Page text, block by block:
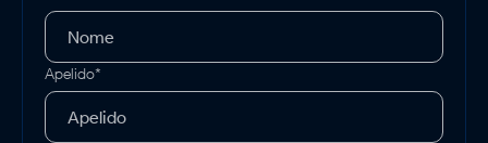
Apelido*